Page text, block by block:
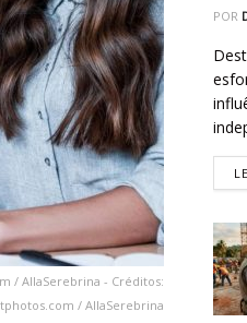
/ AllaSerebrina - Créditos:
/ AllaSerebrina
POR